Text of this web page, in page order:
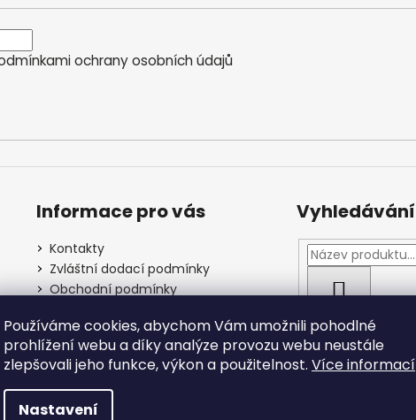
Používáme cookies, abychom Vám umožnili pohodlné
prohlížení webu a díky analýze provozu webu neustále
zlepšovali jeho funkce, výkon a použitelnost. Více informací
Nastavení
ochrany osobních údajů
Informace pro vás
Kontakty
Zvláštní dodací podmínky
Obchodní podmínky
osobních údajů
Vyhledávání
HLEDAT
práva vyhrazena.